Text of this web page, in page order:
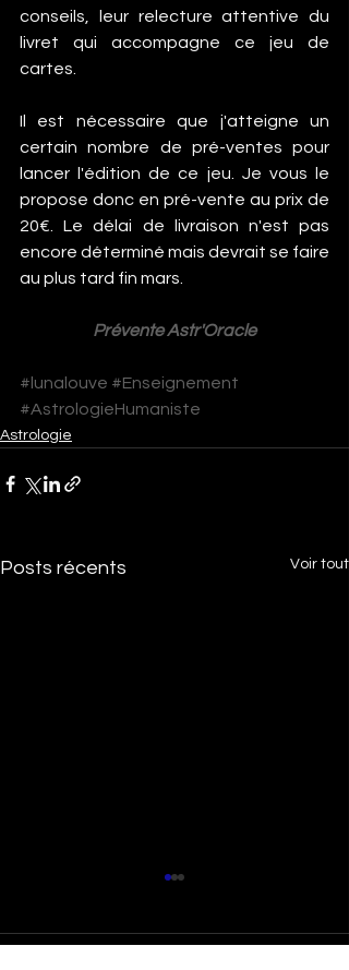
conseils, leur relecture attentive du
livret qui accompagne ce jeu de
cartes.
Il est nécessaire que j'atteigne un
certain nombre de pré-ventes pour
lancer l'édition de ce jeu. Je vous le
propose donc en pré-vente au prix de
20€. Le délai de livraison n'est pas
encore déterminé mais devrait se faire
au plus tard fin mars.
Prévente Astr'Oracle
#lunalouve #Enseignement
#AstrologieHumaniste
Astrologie
Posts récents Voir tout